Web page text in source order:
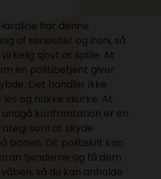
har denne
af seriøsitet og ironi, så
sjovt at spille. At
en politibetjent giver
Det handler ikke
og nakke skurke. At
undgå konfrontation er en
som at skyde
banen. Dit politiskilt kan
fjenderne og få dem
så du kan anholde